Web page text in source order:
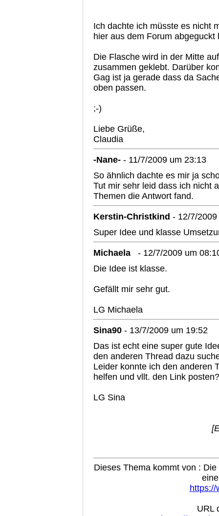
Ich dachte ich müsste es nicht
hier aus dem Forum abgeguckt
Die Flasche wird in der Mitte
zusammen geklebt. Darüber
Gag ist ja gerade dass da
oben passen.
;-)
Liebe Grüße,
Claudia
-Nane- - 11/7/2009 um 23:13
So ähnlich dachte es mir ja
Tut mir sehr leid dass ich nicht
Themen die Antwort fand.
Kerstin-Christkind - 12/7/
Super Idee und klasse
Michaela
- 12/7/2009 um
Die Idee ist klasse.
Gefällt mir sehr gut.
LG Michaela
Sina90 - 13/7/2009 um 19:52
Das ist echt eine super gute
den anderen Thread dazu
Leider konnte ich den anderen
helfen und vllt. den Link posten?
LG Sina
Dieses Thema kommt von :
https://
URL